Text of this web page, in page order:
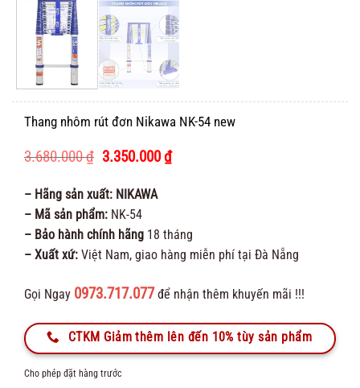
Thang nhôm rút đơn Nikawa NK-54 new
3.680.000₫ Giá
là:
3.680.000 ₫.
3.350.000₫Giá
– Hãng sản xuất: NIKAWA
– Mã sản phẩm: NK-54
– Bảo hành chính hãng 18 tháng
– Xuất xứ: Việt Nam, giao hàng miễn phí tại Đà Nẵng
Gọi Ngay 0973.717.077 để nhận thêm khuyến mãi !!!
CTKM Giảm thêm lên đến 10% tùy sản phẩm
Cho phép đặt hàng trước